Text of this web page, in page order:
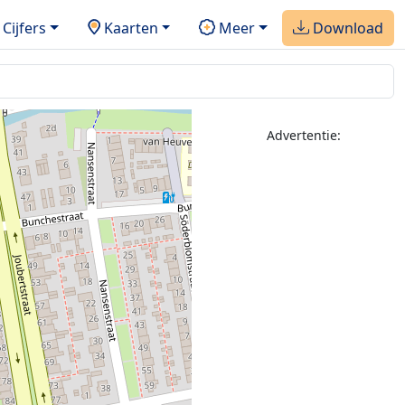
Cijfers Kaarten Meer Download
Advertentie: